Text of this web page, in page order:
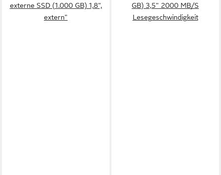
externe SSD (1.000 GB) 1,8",
extern"
GB) 3,5" 2000 MB/S
Lesegeschwindigkeit